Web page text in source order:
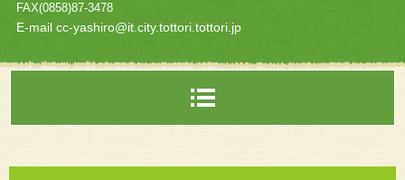
FAX(0858)87-3478
E-mail cc-yashiro@it.city.tottori.tottori.jp